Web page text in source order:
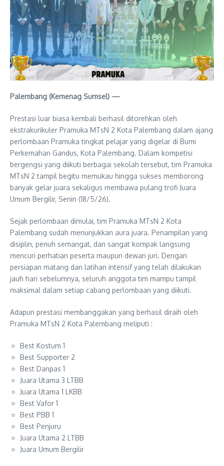
Palembang (Kemenag Sumsel) —
Prestasi luar biasa kembali berhasil ditorehkan oleh
ekstrakurikuler Pramuka MTsN 2 Kota Palembang dalam ajang
perlombaan Pramuka tingkat pelajar yang digelar di Bumi
Perkemahan Gandus, Kota Palembang. Dalam kompetisi
bergengsi yang diikuti berbagai sekolah tersebut, tim Pramuka
MTsN 2 tampil begitu memukau hingga sukses memborong
banyak gelar juara sekaligus membawa pulang trofi Juara
Umum Bergilir, Senin (18/5/26).
Sejak perlombaan dimulai, tim Pramuka MTsN 2 Kota
Palembang sudah menunjukkan aura juara. Penampilan yang
disiplin, penuh semangat, dan sangat kompak langsung
mencuri perhatian peserta maupun dewan juri. Dengan
persiapan matang dan latihan intensif yang telah dilakukan
jauh hari sebelumnya, seluruh anggota tim mampu tampil
maksimal dalam setiap cabang perlombaan yang diikuti.
Adapun prestasi membanggakan yang berhasil diraih oleh
Pramuka MTsN 2 Kota Palembang meliputi :
Best Kostum 1
Best Supporter 2
Best Danpas 1
Juara Utama 3 LTBB
Juara Utama 1 LKBB
Best Vafor 1
Best PBB 1
Best Penjuru
Juara Utama 2 LTBB
Juara Umum Bergilir